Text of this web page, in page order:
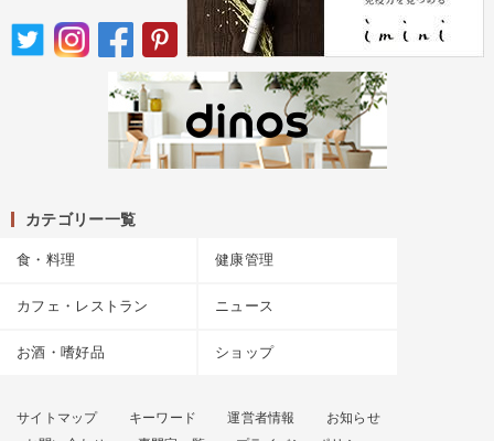
カテゴリー一覧
食・料理 健康管理
カフェ・レストラン ニュース
お酒・嗜好品 ショップ
サイトマップ キーワード 運営者情報
お知らせ